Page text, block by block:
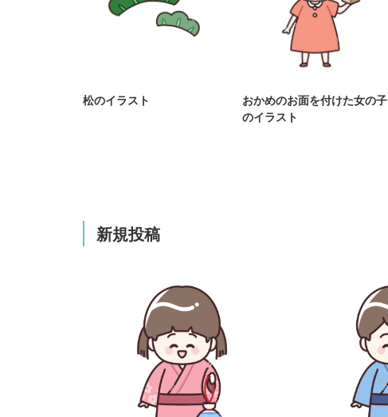
松のイラスト
おかめのお面を付けた女の子
のイラスト
新規投稿